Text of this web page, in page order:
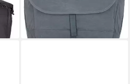
ab 122,76 €
lieferbar - in 2-3 Werktagen bei dir